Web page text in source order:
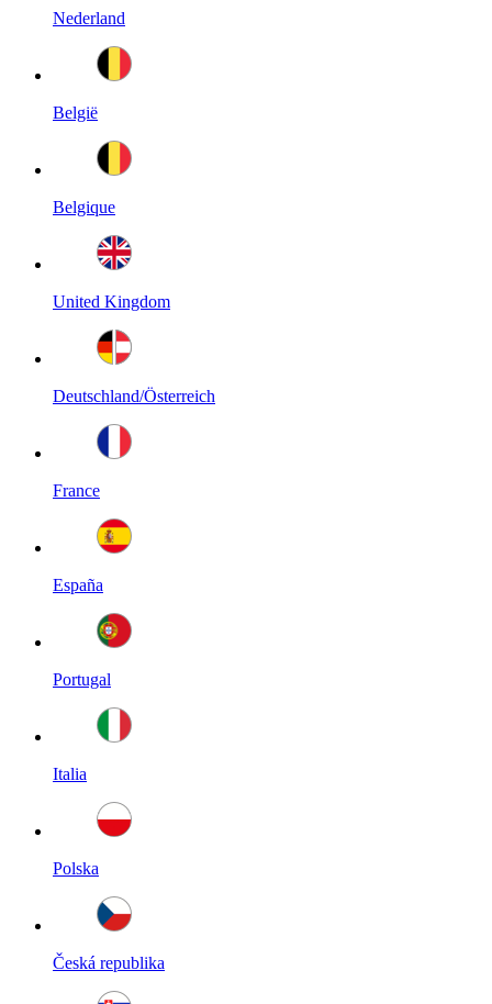
Nederland
België
Belgique
United Kingdom
Deutschland/Österreich
France
España
Portugal
Italia
Polska
Česká republika